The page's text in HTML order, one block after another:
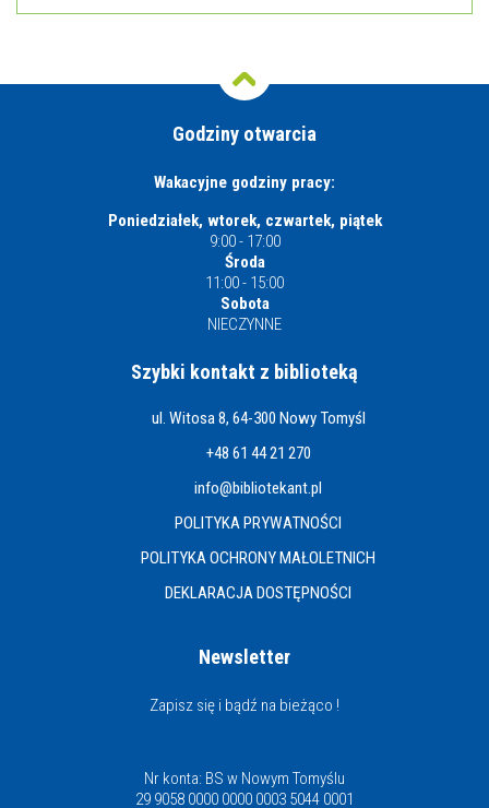
Godziny otwarcia
Wakacyjne godziny pracy:
Poniedziałek, wtorek, czwartek, piątek
9:00 - 17:00
Środa
11:00 - 15:00
Sobota
NIECZYNNE
Szybki kontakt z biblioteką
ul. Witosa 8, 64-300 Nowy Tomyśl
+48 61 44 21 270
info@bibliotekant.pl
POLITYKA PRYWATNOŚCI
POLITYKA OCHRONY MAŁOLETNICH
DEKLARACJA DOSTĘPNOŚCI
Newsletter
Zapisz się i bądź na bieżąco !
Nr konta: BS w Nowym Tomyślu
29 9058 0000 0000 0003 5044 0001